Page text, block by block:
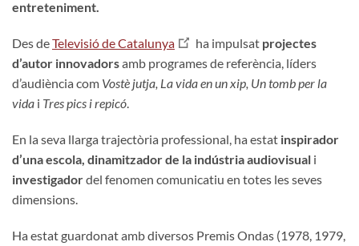
entreteniment.
Des deTelevisió de Catalunya ha impulsat projectes
d’autor innovadorsamb programes de referència, líders
d’audiència com Vostè jutja, La vida en un xip, Un tomb per la
vida i Tres pics i repicó
En la seva llarga trajectòria professional, ha estat inspirador
d’una escola, dinamitzadorde la indústria audiovisual i
investigadordel fenomen comunicatiu en totes les seves
dimensions.
Ha estat guardonat amb diversos Premis Ondas (1978, 1979,